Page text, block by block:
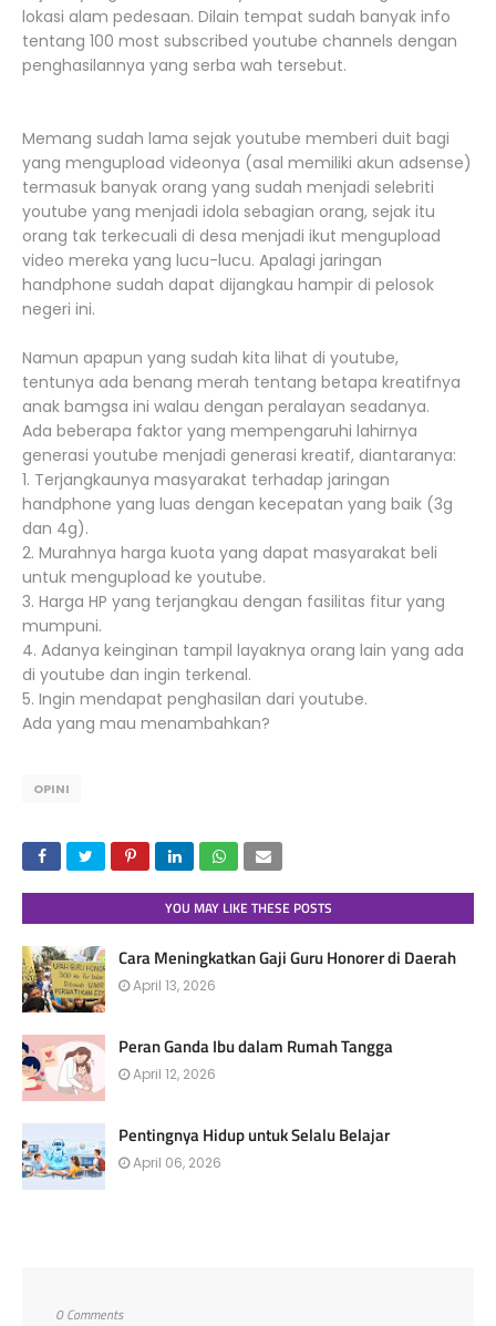
lokasi alam pedesaan. Dilain tempat sudah banyak info
tentang 100 most subscribed youtube channels dengan
penghasilannya yang serba wah tersebut.
Memang sudah lama sejak youtube memberi duit bagi
yang mengupload videonya (asal memiliki akun adsense)
termasuk banyak orang yang sudah menjadi selebriti
youtube yang menjadi idola sebagian orang, sejak itu
orang tak terkecuali di desa menjadi ikut mengupload
video mereka yang lucu-lucu. Apalagi jaringan
handphone sudah dapat dijangkau hampir di pelosok
negeri ini.
Namun apapun yang sudah kita lihat di youtube,
tentunya ada benang merah tentang betapa kreatifnya
anak bamgsa ini walau dengan peralayan seadanya.
Ada beberapa faktor yang mempengaruhi lahirnya
generasi youtube menjadi generasi kreatif, diantaranya:
1. Terjangkaunya masyarakat terhadap jaringan
handphone yang luas dengan kecepatan yang baik (3g
dan 4g).
2. Murahnya harga kuota yang dapat masyarakat beli
untuk mengupload ke youtube.
3. Harga HP yang terjangkau dengan fasilitas fitur yang
mumpuni.
4. Adanya keinginan tampil layaknya orang lain yang ada
di youtube dan ingin terkenal.
5. Ingin mendapat penghasilan dari youtube.
Ada yang mau menambahkan?
OPINI
YOU MAY LIKE THESE POSTS
Cara Meningkatkan Gaji Guru Honorer di Daerah
April 13, 2026
Peran Ganda Ibu dalam Rumah Tangga
April 12, 2026
Pentingnya Hidup untuk Selalu Belajar
April 06, 2026
0 Comments